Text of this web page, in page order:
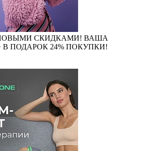
СКИДКАМИ! ВАША
В ПОДАРОК 24% ПОКУПКИ!